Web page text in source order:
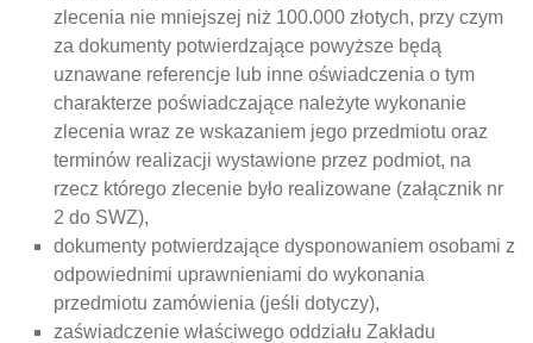
zlecenia nie mniejszej niż 100.000 złotych, przy czym
za dokumenty potwierdzające powyższe będą
uznawane referencje lub inne oświadczenia o tym
charakterze poświadczające należyte wykonanie
zlecenia wraz ze wskazaniem jego przedmiotu oraz
terminów realizacji wystawione przez podmiot, na
rzecz którego zlecenie było realizowane (załącznik nr
2 do SWZ),
dokumenty potwierdzające dysponowaniem osobami z
odpowiednimi uprawnieniami do wykonania
przedmiotu zamówienia (jeśli dotyczy),
zaświadczenie właściwego oddziału Zakładu